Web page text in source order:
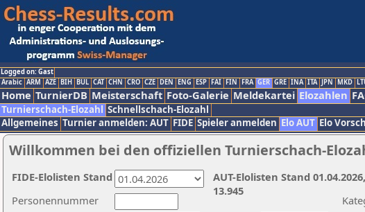
Logged on: Gast
Arabic ARM AZE BIH BUL CAT CHN CRO CZE DEN ENG ESP FAI FIN FRA GER GRE INA ITA JPN MKD
Home TurnierDB Meisterschaft Foto-Galerie Meldekartei Elozahlen
Turnierschach-Elozahl Schnellschach-Elozahl
Allgemeines Turnier anmelden: AUT FIDE Spieler anmelden Elo AUT Elo
Willkommen bei den offiziellen Turnierschach-
Personennummer
AUT-Elolisten Stand
13.945
FIDE-Elolisten Stand